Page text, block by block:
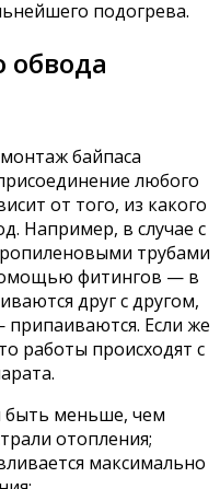
подогрева.
обвода
байпаса
любого
от того, из какого
Например, в случае с
трубами
фитингов — в
друг с другом,
Если же
работы происходят с
быть меньше, чем
отопления;
максимально